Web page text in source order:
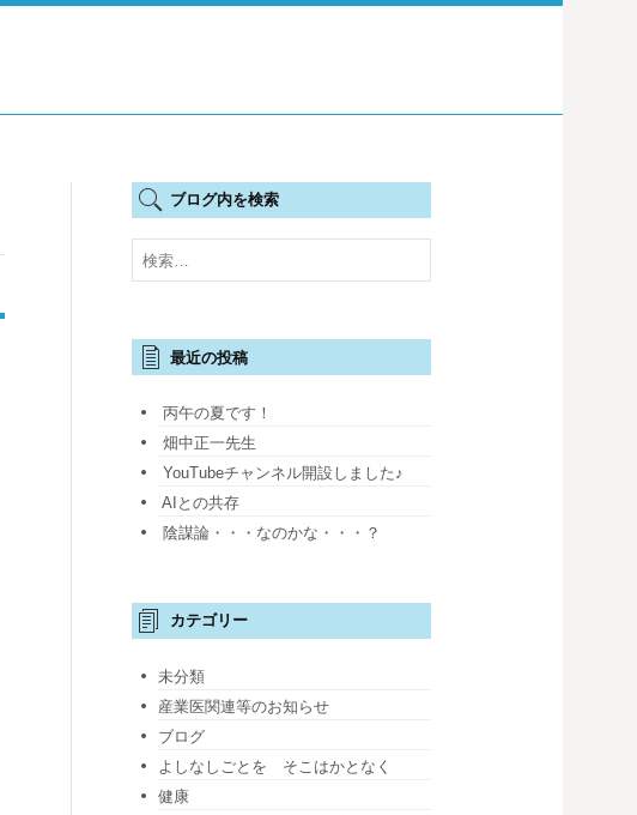
ブログ内を検索
検
索:
最近の投稿
丙午の夏です！
畑中正一先生
YouTubeチャンネル開設しました♪
AIとの共存
陰謀論・・・なのかな・・・？
カテゴリー
未分類
産業医関連等のお知らせ
ブログ
よしなしごとを そこはかとなく
健康